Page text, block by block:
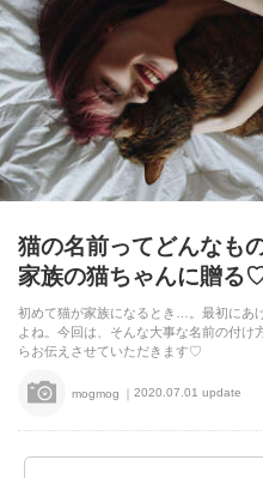
猫の名前ってどんなも
家族の猫ちゃんに贈る
初めて猫が家族になるとき…。最初にあ
よね。今回は、そんな大事な名前の付
らお伝えさせていただきます♡
mogmog 2020.07.01 update